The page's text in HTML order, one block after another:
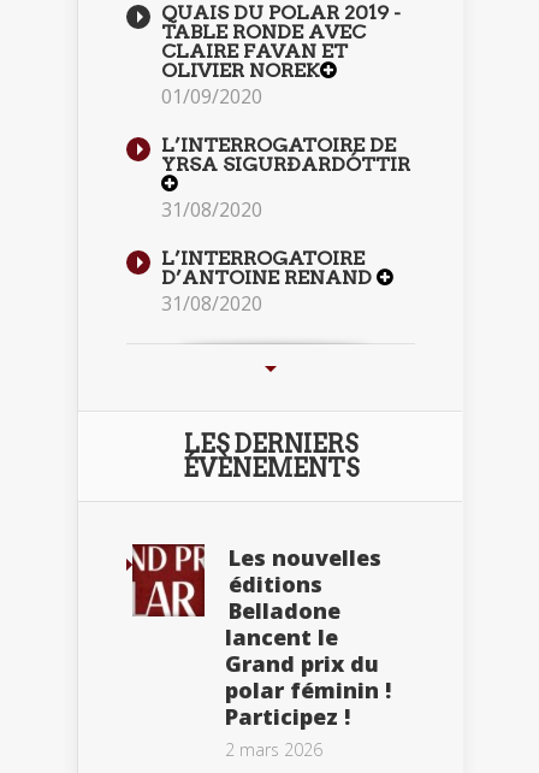
QUAIS DU POLAR 2019 -
TABLE RONDE AVEC
CLAIRE FAVAN ET
OLIVIER NOREK
01/09/2020
L’INTERROGATOIRE DE
YRSA SIGURÐARDÓTTIR
31/08/2020
L’INTERROGATOIRE
D’ANTOINE RENAND
31/08/2020
LES DERNIERS
ÉVÈNEMENTS
Les nouvelles
éditions
Belladone
lancent le
Grand prix du
polar féminin !
Participez !
2 mars 2026